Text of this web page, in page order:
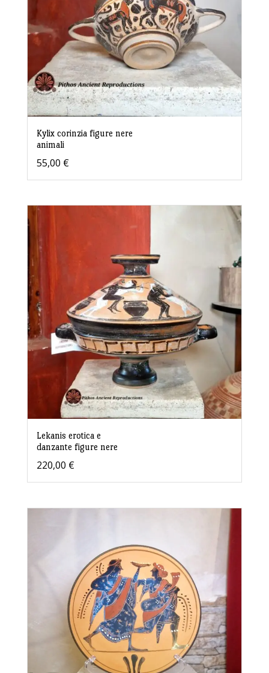
Kylix corinzia figure nere
animali
55,00 €
Lekanis erotica e
danzante figure nere
220,00 €